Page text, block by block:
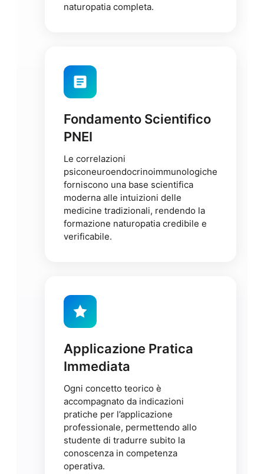
naturopatia completa.
Fondamento Scientifico
PNEI
Le correlazioni
psiconeuroendocrinoimmunologiche
forniscono una base scientifica
moderna alle intuizioni delle
medicine tradizionali, rendendo la
formazione naturopatia credibile e
verificabile.
Applicazione Pratica
Immediata
Ogni concetto teorico è
accompagnato da indicazioni
pratiche per l’applicazione
professionale, permettendo allo
studente di tradurre subito la
conoscenza in competenza
operativa.